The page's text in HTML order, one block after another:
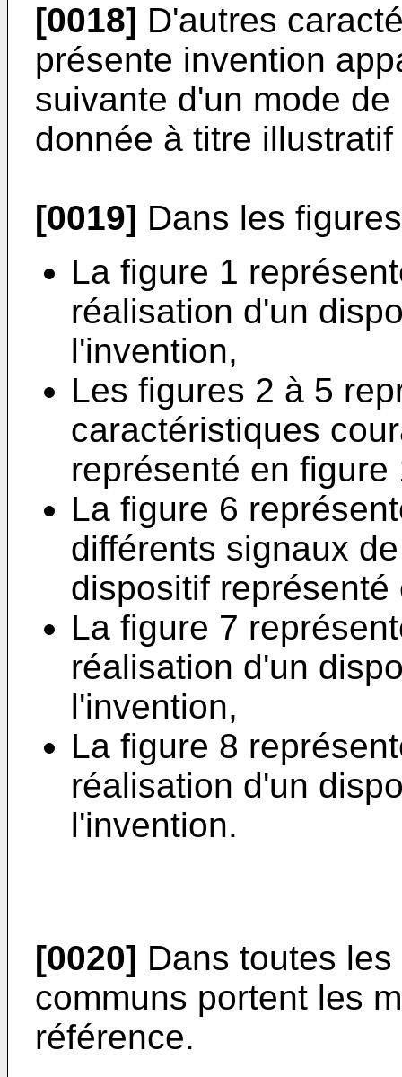
[0018] D'autres
présente invention
suivante d'un mode
donnée à titre
[0019] Dans les
La figure 1
réalisation d'un
l'invention,
Les figures 2 à 5
caractéristiques
représenté en figure
La figure 6
différents signaux
dispositif représenté
La figure 7
réalisation d'un
l'invention,
La figure 8
réalisation d'un
l'invention.
[0020] Dans toutes
communs portent les
référence.